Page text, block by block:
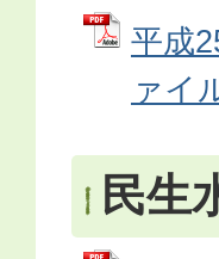
平成
ァイ
民生